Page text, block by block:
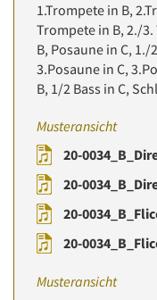
1.Trompete in B,
Trompete in B, 2./
B, Posaune in C, 1./
3.Posaune in C,
B, 1/2 Bass in C,
Musteransicht
20-
20-
20-
20-
Musteransicht